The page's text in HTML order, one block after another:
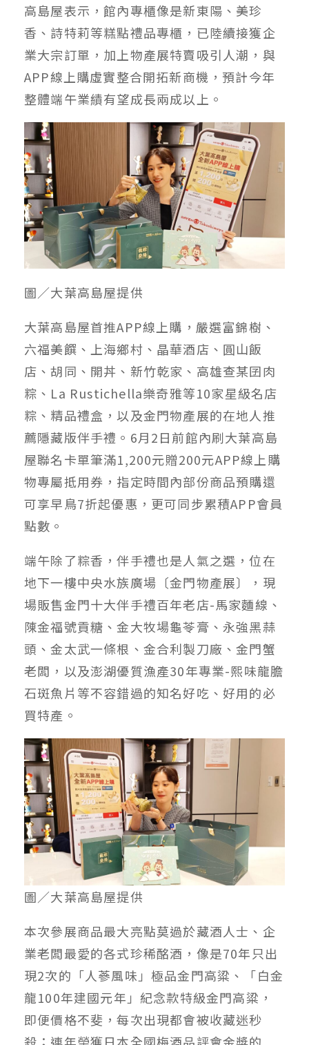
高島屋表示，館內專櫃像是新東陽、美珍
香、詩特莉等糕點禮品專櫃，已陸續接獲企
業大宗訂單，加上物產展特賣吸引人潮，與
APP線上購虛實整合開拓新商機，預計今年
整體端午業績有望成長兩成以上。
圖／大葉高島屋提供
大葉高島屋首推APP線上購，嚴選富錦樹、
六福美饌、上海鄉村、晶華酒店、圓山飯
店、胡同、開丼、新竹乾家、高雄查某囝肉
粽、La Rustichella樂奇雅等10家星級名店
粽、精品禮盒，以及金門物產展的在地人推
薦隱藏版伴手禮。6月2日前館內刷大葉高島
屋聯名卡單筆滿1,200元贈200元APP線上購
物專屬抵用券，指定時間內部份商品預購還
可享早鳥7折起優惠，更可同步累積APP會員
點數。
端午除了粽香，伴手禮也是人氣之選，位在
地下一樓中央水族廣場〔金門物產展〕，現
場販售金門十大伴手禮百年老店-馬家麵線、
陳金福號貢糖、金大牧場龜苓膏、永強黑蒜
頭、金太武一條根、金合利製刀廠、金門蟹
老闆，以及澎湖優質漁產30年專業-熙味龍膽
石斑魚片等不容錯過的知名好吃、好用的必
買特產。
圖／大葉高島屋提供
本次參展商品最大亮點莫過於藏酒人士、企
業老闆最愛的各式珍稀酩酒，像是70年只出
現2次的「人蔘風味」極品金門高粱、「白金
龍100年建國元年」紀念款特級金門高粱，
即便價格不斐，每次出現都會被收藏迷秒
殺；連年榮獲日本全國梅酒品評會金獎的